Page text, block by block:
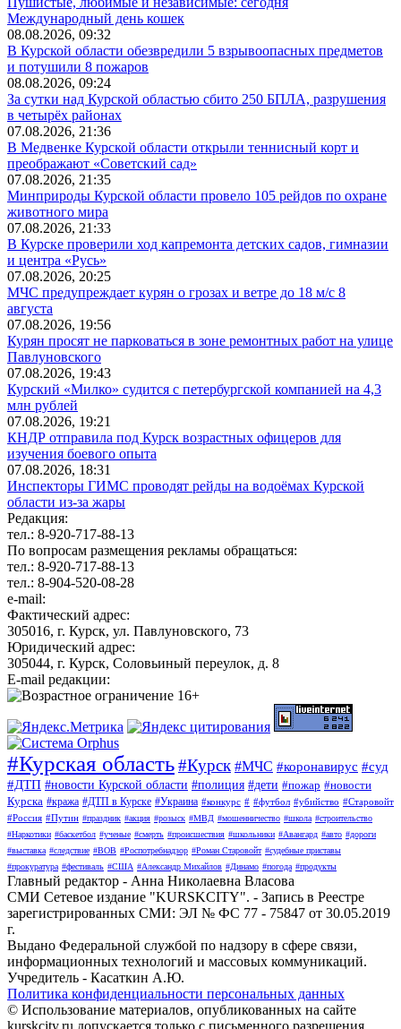
Международный день кошек
08.08.2026, 09:32
В Курской области обезвредили 5 взрывоопасных предметов
и потушили 8 пожаров
08.08.2026, 09:24
За сутки над Курской областью сбито 250 БПЛА, разрушения
в четырёх районах
07.08.2026, 21:36
В Медвенке Курской области открыли теннисный корт и
преображают «Советский сад»
07.08.2026, 21:35
Минприроды Курской области провело 105 рейдов по охране
животного мира
07.08.2026, 21:33
В Курске проверили ход капремонта детских садов, гимназии
и центра «Русь»
07.08.2026, 20:25
МЧС предупреждает курян о грозах и ветре до 18 м/с 8
августа
07.08.2026, 19:56
Курян просят не парковаться в зоне ремонтных работ на улице
Павлуновского
07.08.2026, 19:43
Курский «Милко» судится с петербургской компанией на 4,3
млн рублей
07.08.2026, 19:21
КНДР отправила под Курск возрастных офицеров для
изучения боевого опыта
07.08.2026, 18:31
Инспекторы ГИМС проводят рейды на водоёмах Курской
области из-за жары
Редакция:
тел.: 8-920-717-88-13
По вопросам размещения рекламы обращаться:
тел.: 8-920-717-88-13
тел.: 8-904-520-08-28
e-mail:
Фактический адрес:
305016, г. Курск, ул. Павлуновского, 73
Юридический адрес:
305044, г. Курск, Соловьиный переулок, д. 8
E-mail редакции:
#Курская область#Курск #МЧС #коронавирус #суд
#ДТП #новости Курской области #полиция #дети #пожар #новости
Курска #кража #ДТП в Курске #Украина #конкурс # #футбол #убийство #Старовойт
#Россия #Путин #праздник #акция #розыск #МВД #мошенничество #школа #строительство
#Наркотики #баскетбол #ученые #смерть #происшествия #школьники #Авангард #авто #дороги
#выставка #следствие #ВОВ #Роспотребнадзор #Роман Старовойт #судебные приставы
#прокуратура #фестиваль #США #Александр Михайлов #Динамо #погода #продукты
Главный редактор - Анна Николаевна Власова
СМИ Сетевое издание "KURSKCITY". - Запись в Реестре
зарегистрированных СМИ: ЭЛ № ФС 77 - 75847 от 30.05.2019
г.
Выдано Федеральной службой по надзору в сфере связи,
информационных технологий и массовых коммуникаций.
Учредитель - Касаткин А.Ю.
Политика конфиденциальности персональных данных
© Использование материалов, опубликованных на сайте